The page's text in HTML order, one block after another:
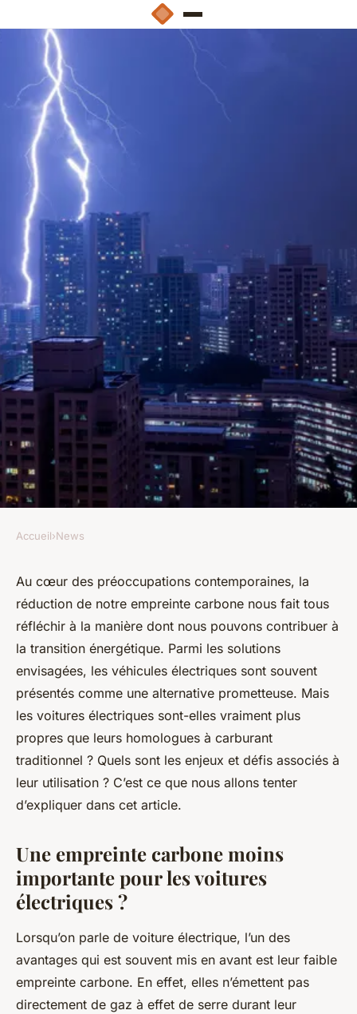
Peut-on réellement réduire
son empreinte carbone en
optant pour une voiture
électrique ?
Roxane•8 avril 2024 •3 min de lecture
Accueil›News
Au cœur des préoccupations contemporaines, la
réduction de notre empreinte carbone nous fait tous
réfléchir à la manière dont nous pouvons contribuer à
la transition énergétique. Parmi les solutions
envisagées, les véhicules électriques sont souvent
présentés comme une alternative prometteuse. Mais
les voitures électriques sont-elles vraiment plus
propres que leurs homologues à carburant
traditionnel ? Quels sont les enjeux et défis associés à
leur utilisation ? C’est ce que nous allons tenter
d’expliquer dans cet article.
Une empreinte carbone moins
importante pour les voitures
électriques ?
Lorsqu’on parle de voiture électrique, l’un des
avantages qui est souvent mis en avant est leur faible
empreinte carbone. En effet, elles n’émettent pas
directement de gaz à effet de serre durant leur